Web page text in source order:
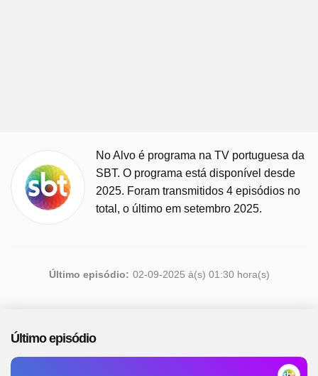
No Alvo é programa na TV portuguesa da
SBT. O programa está disponível desde
2025. Foram transmitidos 4 episódios no
total, o último em setembro 2025.
Último episódio: 02-09-2025 à(s) 01:30 hora(s)
Último episódio